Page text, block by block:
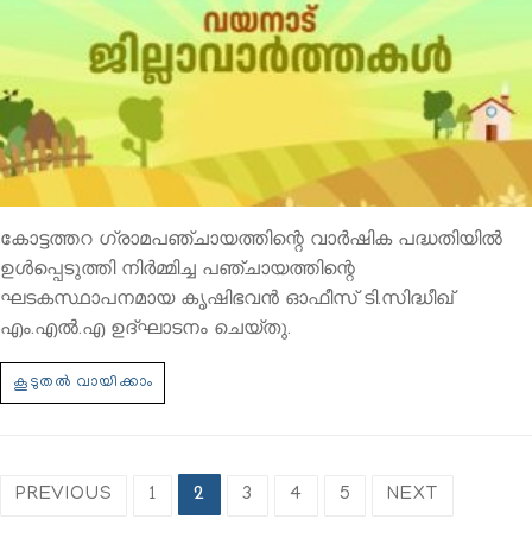
കോട്ടത്തറ ഗ്രാമപഞ്ചായത്തിന്റെ വാര്‍ഷിക പദ്ധതിയില്‍
ഉള്‍പ്പെടുത്തി നിര്‍മ്മിച്ച പഞ്ചായത്തിന്റെ
ഘടകസ്ഥാപനമായ കൃഷിഭവന്‍ ഓഫീസ് ടി.സിദ്ധീഖ്
എം.എല്‍.എ ഉദ്ഘാടനം ചെയ്തു.
PREVIOUS 1 2 3 4 5 NEXT